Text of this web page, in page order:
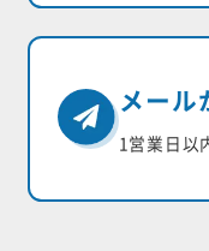
メール
1営業日以